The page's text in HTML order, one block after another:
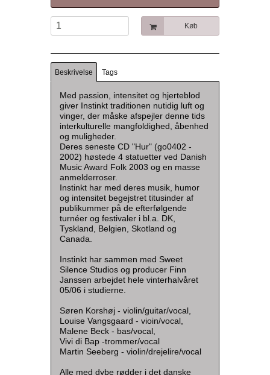
Køb
Beskrivelse Tags
Med passion, intensitet og hjerteblod
giver Instinkt traditionen nutidig luft og
vinger, der måske afspejler denne tids
interkulturelle mangfoldighed, åbenhed
og muligheder.
Deres seneste CD "Hur" (go0402 -
2002) høstede 4 statuetter ved Danish
Music Award Folk 2003 og en masse
anmelderroser.
Instinkt har med deres musik, humor
og intensitet begejstret titusinder af
publikummer på de efterfølgende
turnéer og festivaler i bl.a. DK,
Tyskland, Belgien, Skotland og
Canada.
Instinkt har sammen med Sweet
Silence Studios og producer Finn
Janssen arbejdet hele vinterhalvåret
05/06 i studierne.
Søren Korshøj - violin/guitar/vocal,
Louise Vangsgaard - vioin/vocal,
Malene Beck - bas/vocal,
Vivi di Bap -trommer/vocal
Martin Seeberg - violin/drejelire/vocal
Alle med dybe rødder i det danske